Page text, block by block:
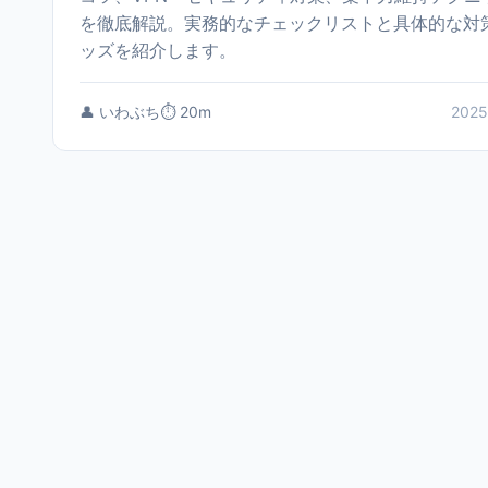
を徹底解説。実務的なチェックリストと具体的な対
ッズを紹介します。
👤 いわぶち⏱️ 20m